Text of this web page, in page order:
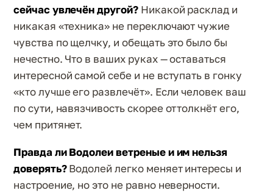
сейчас увлечён другой?Никакой расклад и
никакая «техника» не переключают чужие
чувства по щелчку, и обещать это было бы
нечестно. Что в ваших руках — оставаться
интересной самой себе и не вступать в гонку
«кто лучше его развлечёт». Если человек ваш
по сути, навязчивость скорее оттолкнёт его,
чем притянет.
Правда ли Водолеи ветреные и им нельзя
доверять?Водолей легко меняет интересы и
настроение, но это не равно неверности.